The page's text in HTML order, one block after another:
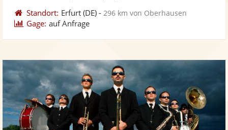
Standort: Erfurt (DE) - 296 km von Oberhausen
Gage: auf Anfrage